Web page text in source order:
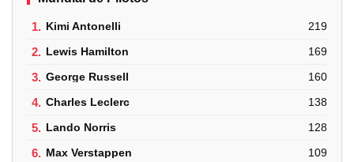
1. Kimi Antonelli 219
2. Lewis Hamilton 169
3. George Russell 160
4. Charles Leclerc 138
5. Lando Norris 128
6. Max Verstappen 109